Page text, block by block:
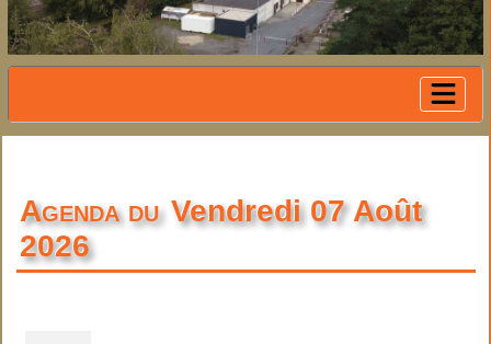
Agenda duVendredi 07 Août
2026